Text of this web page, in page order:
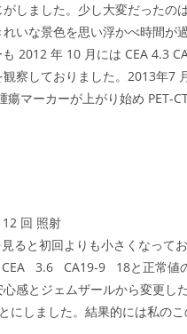
しました。少し大変だったの
いな景色を思い浮かべ時間が
2012 年 10 月には CEA 4.3
察しておりました。2013年7
マーカーが上がり始め PET-
回 照射
ると初回よりも小さくなって
3.6 CA19-9 18と正常値
感とジェムザールから変更し
しました。結果的には私のこ